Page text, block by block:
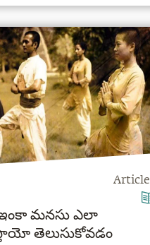
Article
ఇంకా మనసు ఎలా
తెలుసుకోవడం